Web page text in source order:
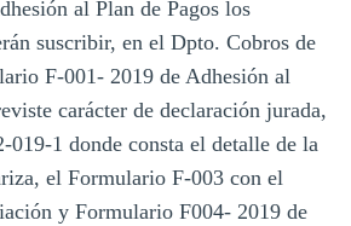
al Plan de Pagos los
suscribir, en el Dpto. Cobros de
F-001- 2019 de Adhesión al
carácter de declaración jurada,
1 donde consta el detalle de la
el Formulario F-003 con el
y Formulario F004- 2019 de